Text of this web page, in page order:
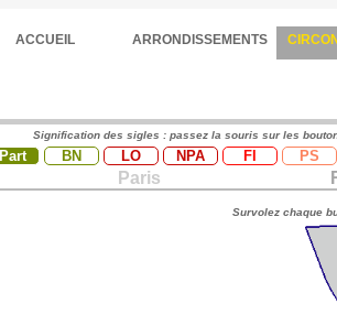
ACCUEIL ARRONDISSEMENTS
Signification des sigles : passez la souris sur les
Part BN LO NPA FI PS
Paris
Survolez chaque